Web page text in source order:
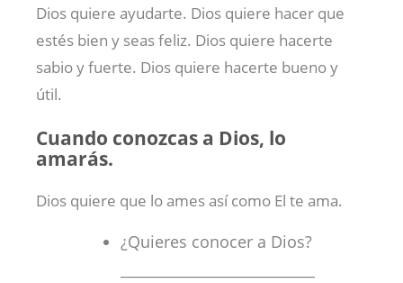
Dios quiere ayudarte. Dios quiere hacer que
estés bien y seas feliz. Dios quiere hacerte
sabio y fuerte. Dios quiere hacerte bueno y
útil.
Cuando conozcas a Dios, lo
amarás.
Dios quiere que lo ames así como El te ama.
¿Quieres conocer a Dios?